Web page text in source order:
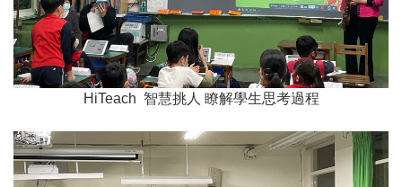
HiTeach 智慧挑人 瞭解學生思考過程